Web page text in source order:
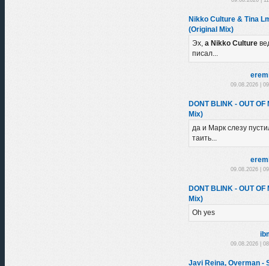
Nikko Culture & Tina
(Original Mix)
Эх, а Nikko Culture
писал...
09.08.2026 |
DONT BLINK - OUT
Mix)
да и Марк слезу
таить...
09.08.2026 |
DONT BLINK - OUT
Mix)
Oh yes
09.08.2026 |
Javi Reina, Overman -